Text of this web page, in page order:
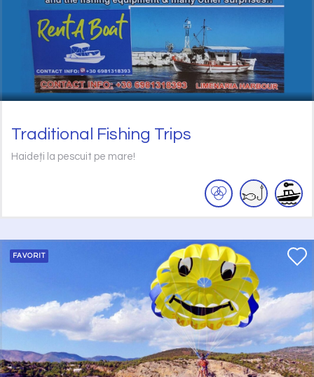
Traditional Fishing Trips
Haideți la pescuit pe mare!
FAVORIT